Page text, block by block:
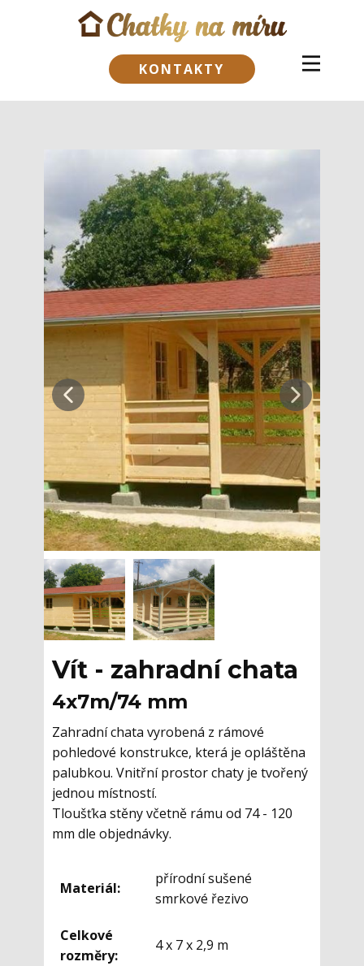
KONTAKTY
Vít - zahradní chata
4x7m/74 mm
Zahradní chata vyrobená z rámové
pohledové konstrukce, která je opláštěna
palubkou. Vnitřní prostor chaty je tvořený
jednou místností.
Tloušťka stěny včetně rámu od 74 - 120
mm dle objednávky.
Materiál:
přírodní sušené
smrkové řezivo
Celkové
rozměry:
4 x 7 x 2,9 m